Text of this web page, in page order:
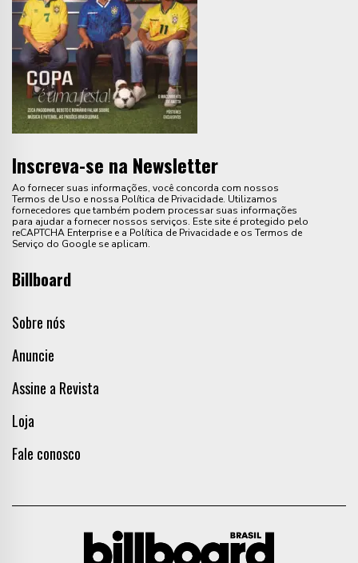
Inscreva-se na Newsletter
Ao fornecer suas informações, você concorda com nossos
Termos de Uso e nossa Política de Privacidade. Utilizamos
fornecedores que também podem processar suas informações
para ajudar a fornecer nossos serviços. Este site é protegido pelo
reCAPTCHA Enterprise e a Política de Privacidade e os Termos de
Serviço do Google se aplicam.
Billboard
Sobre nós
Anuncie
Assine a Revista
Loja
Fale conosco